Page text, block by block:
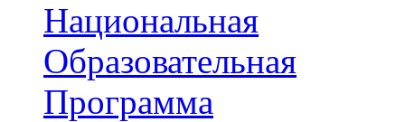
Национальная
Образовательная
Программа